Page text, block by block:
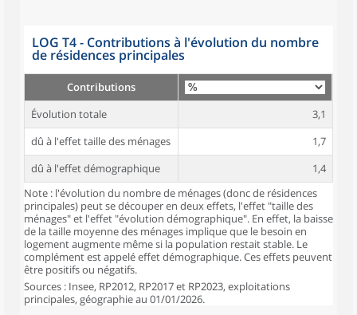
LOG T4 - Contributions à l'évolution du nombre
de résidences principales
Contributions
Évolution totale
3,1
dû à l'effet taille des ménages
1,7
dû à l'effet démographique
1,4
Note : l'évolution du nombre de ménages (donc de résidences
principales) peut se découper en deux effets, l'effet "taille des
ménages" et l'effet "évolution démographique". En effet, la baisse
de la taille moyenne des ménages implique que le besoin en
logement augmente même si la population restait stable. Le
complément est appelé effet démographique. Ces effets peuvent
être positifs ou négatifs.
Sources : Insee, RP2012, RP2017 et RP2023, exploitations
principales, géographie au 01/01/2026.